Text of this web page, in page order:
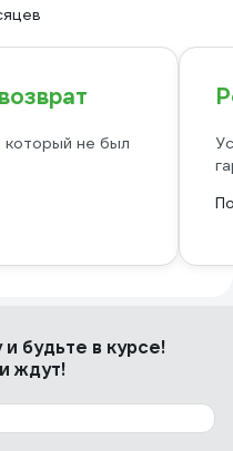
не был
и будьте в курсе!
ждут!